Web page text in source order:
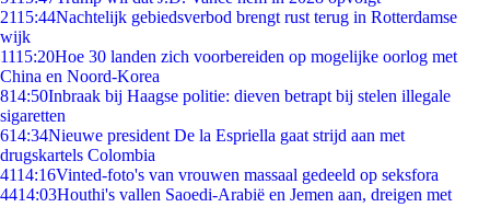
2115:44Nachtelijk gebiedsverbod brengt rust terug in Rotterdamse
wijk
1115:20Hoe 30 landen zich voorbereiden op mogelijke oorlog met
China en Noord-Korea
814:50Inbraak bij Haagse politie: dieven betrapt bij stelen illegale
sigaretten
614:34Nieuwe president De la Espriella gaat strijd aan met
drugskartels Colombia
4114:16Vinted-foto's van vrouwen massaal gedeeld op seksfora
4414:03Houthi's vallen Saoedi-Arabië en Jemen aan, dreigen met